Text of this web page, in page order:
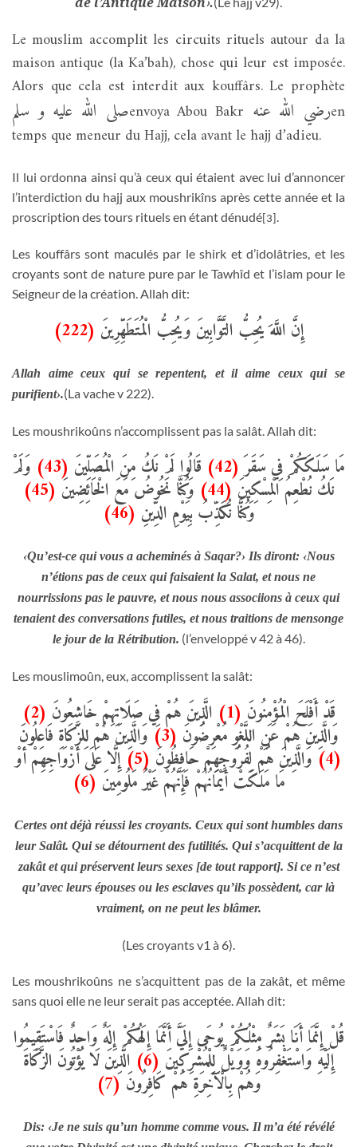
Le mouslim accomplit les circuits rituels autour da la
maison antique (la Ka’bah), chose qui leur est imposée.
Alors que cela est interdit aux kouffârs. Le prophète
صلى الله عليه و سلمenvoya Abou Bakr رضي الله عنهen
temps que meneur du Hajj, cela avant le hajj d’adieu.
Il lui ordonna ainsi qu’à ceux qui étaient avec lui d’annoncer
l’interdiction du hajj aux moushrikîns après cette année et la
proscription des tours rituels en étant dénudé [3] .
Les kouffârs sont maculés par le shirk et d’idolâtries, et les
croyants sont de nature pure par le Tawhîd et l’islam pour le
Seigneur de la création. Allah dit:
إِنَّ اللَّهَ يُحِبُّ التَّوَّابِينَ وَيُحِبُّ الْمُتَطَهِّرِينَ (222)
Allah aime ceux qui se repentent, et il aime ceux qui se
purifient›.(La vache v 222).
Les moushrikoûns n’accomplissent pas la salât. Allah dit:
مَا سَلَكَكُمْ فِي سَقَرَ(42) قَالُوا لَمْ نَكُ مِنَ الْمُصَلِّينَ (43) وَلَمْ
نَكُ نُطْعِمُ الْمِسْكِينَ (44) وَكُنَّا نَخُوضُ مَعَ الْخَائِضِينَ (45)
وَكُنَّا نُكَذِّبُ بِيَوْمِ الدِّينِ (46)
‹Qu’est-ce qui vous a acheminés à Saqar?› Ils diront: ‹Nous
n’étions pas de ceux qui faisaient la Salat, et nous ne
nourrissions pas le pauvre, et nous nous associions à ceux qui
tenaient des conversations futiles, et nous traitions de mensonge
le jour de la Rétribution. (l’enveloppé v 42 à 46).
Les mouslimoûn, eux, accomplissent la salât:
قَدْ أَفْلَحَ الْمُؤْمِنُونَ(1) الَّذِينَ هُمْ فِي صَلَاتِهِمْ خَاشِعُونَ (2)
وَالَّذِينَ هُمْ عَنِ اللَّغْوِ مُعْرِضُونَ (3) وَالَّذِينَ هُمْ لِلزَّكَاةِ فَاعِلُونَ
(4) وَالَّذِينَ هُمْ لِفُرُوجِهِمْ حَافِظُونَ (5) إِلَّا عَلَى أَزْوَاجِهِمْ أوْ
مَا مَلَكَتْ أَيْمَانُهُمْ فَإِنَّهُمْ غَيْرُ مَلُومِينَ (6)
Certes ont déjà réussi les croyants. Ceux qui sont humbles dans
leur Salât. Qui se détournent des futilités. Qui s’acquittent de la
zakât et qui préservent leurs sexes [de tout rapport]. Si ce n’est
qu’avec leurs épouses ou les esclaves qu’ils possèdent, car là
vraiment, on ne peut les blâmer.
(Les croyants v1 à 6).
Les moushrikoûns ne s’acquittent pas de la zakât, et même
sans quoi elle ne leur serait pas acceptée. Allah dit:
قُلْ إِنَّمَا أَنَا بَشَرٌ مِثْلُكُمْ يُوحَى إِلَيَّ أَنَّمَا إِلَهُكُمْ إِلَهٌ وَاحِدٌ فَاسْتَقِيمُوا
إِلَيْهِ وَاسْتَغْفِرُوهُ وَوَيْلٌ لِلْمُشْرِكِينَ (6) الَّذِينَ لَا يُؤْتُونَ الزَّكَاةَ
وَهُمْ بِالْآَخِرَةِ هُمْ كَافِرُونَ (7)
Dis: ‹Je ne suis qu’un homme comme vous. Il m’a été révélé